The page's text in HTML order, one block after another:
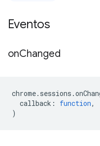
Eventos
onChanged
chrome. sessions .
callback : function,
)